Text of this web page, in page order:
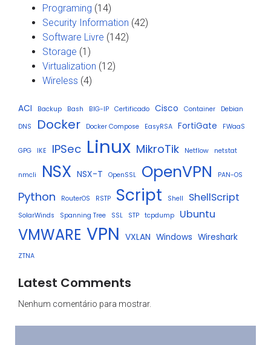
Programing (14)
Security Information (42)
Software Livre (142)
Storage (1)
Virtualization (12)
Wireless (4)
ACI Backup Bash BIG-IP Certificado Cisco Container
Debian
DNS
Docker Docker Compose EasyRSA FortiGate FWaaS
GPG IKE IPSec Linux MikroTik Netflow netstat
nmcli NSX NSX-T OpenSSL OpenVPN PAN-OS
Python RouterOS RSTP Script Shell ShellScript
SolarWinds Spanning Tree SSL STP tcpdump Ubuntu
VMWARE VPN VXLAN Windows Wireshark
ZTNA
Latest Comments
Nenhum comentário para mostrar.